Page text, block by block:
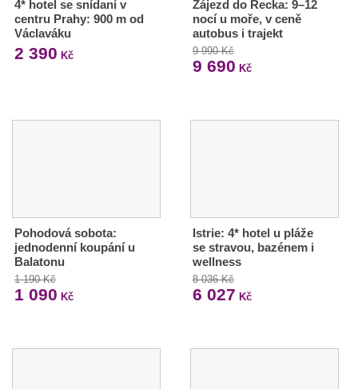
4* hotel se snídaní v
centru Prahy: 900 m od
Václaváku
2 390 Kč
Zájezd do Řecka: 9–12
nocí u moře, v ceně
autobus i trajekt
9 990 Kč
9 690 Kč
Pohodová sobota:
jednodenní koupání u
Balatonu
1 190 Kč
1 090 Kč
Istrie: 4* hotel u pláže
se stravou, bazénem i
wellness
8 036 Kč
6 027 Kč